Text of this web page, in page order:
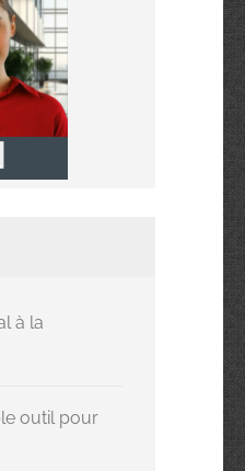
à la
outil pour